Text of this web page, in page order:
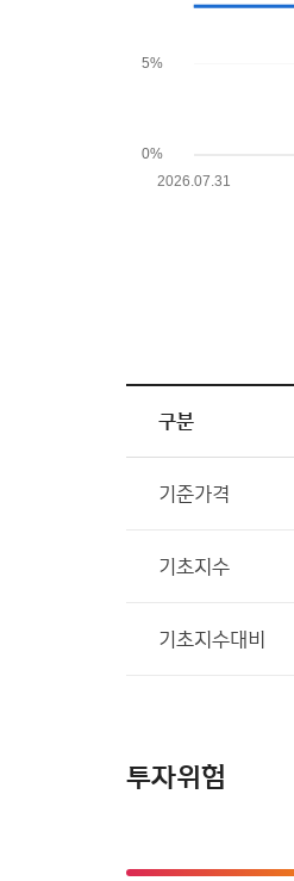
구분
기준가격
기초지수
기초지수대비
투자위험